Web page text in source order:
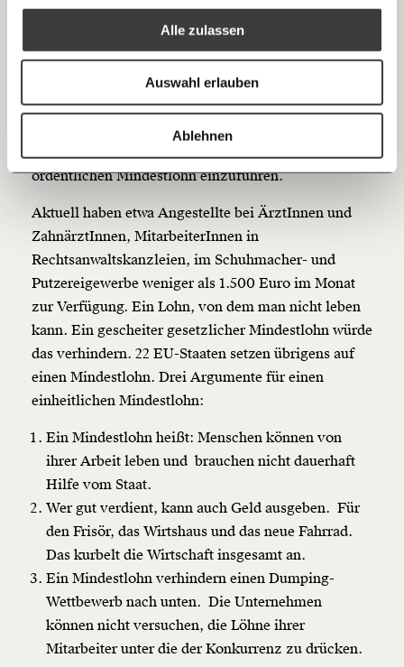
Alle zulassen
Auswahl erlauben
Ablehnen
Anmelden
Ich spende einmalig
20€ 40€
Ich möchte meine Spende verschenken.
Du erhältst eine E-Mail mit deiner
Geschenkurkunde im PDF-Format, welche Du
ausdrucken oder weiterleiten und verschenken
1/3
Bluesky
https://www.moment.at/story/anstaendige-loehne-braucht-niemand/
Soll also für die ÖVP doch der Dumme sein, wer
arbeiten geht? Natürlich, unter einer Voraussetzung:
Wer nicht arbeiten geht, soll noch dümmer dastehen.
Und das heißt: Noch ärmer. Das ist der Armutslimbo
der Konservativen. Löhne zu niedrig? Dann machen
wir die Sozialleistungen noch niedriger, statt einen
ordentlichen Mindestlohn einzuführen.
Aktuell haben etwa Angestellte bei ÄrztInnen und
ZahnärztInnen, MitarbeiterInnen in
Rechtsanwaltskanzleien, im Schuhmacher- und
Putzereigewerbe weniger als 1.500 Euro im Monat
zur Verfügung. Ein Lohn, von dem man nicht leben
kann. Ein gescheiter gesetzlicher Mindestlohn würde
das verhindern. 22 EU-Staaten setzen übrigens auf
einen Mindestlohn. Drei Argumente für einen
einheitlichen Mindestlohn:
Ein Mindestlohn heißt: Menschen können von
ihrer Arbeit leben und brauchen nicht dauerhaft
Hilfe vom Staat.
Wer gut verdient, kann auch Geld ausgeben. Für
den Frisör, das Wirtshaus und das neue Fahrrad.
Das kurbelt die Wirtschaft insgesamt an.
Ein Mindestlohn verhindern einen Dumping-
Wettbewerb nach unten. Die Unternehmen
können nicht versuchen, die Löhne ihrer
Mitarbeiter unter die der Konkurrenz zu drücken.